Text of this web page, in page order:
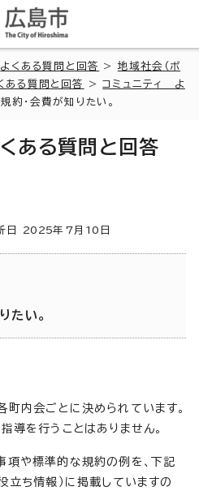
よくある質問と回答 > 地域社会（ボ
ある質問と回答
>コミュニティ よ
約・会費が知りたい。
ある質問と回答
2025年7月 10 日
たい。
内会ごとに決められています。
導を行うことはありません。
や標準的な規約の例を、下記
立ち情報）に掲載していますの